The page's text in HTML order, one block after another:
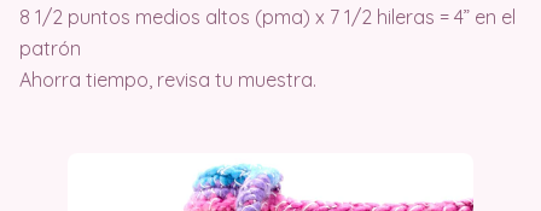
8 1/2 puntos medios altos (pma) x 7 1/2 hileras = 4” en el
patrón
Ahorra tiempo, revisa tu muestra.